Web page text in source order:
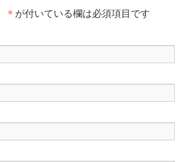
* が付いている欄は必須項目です